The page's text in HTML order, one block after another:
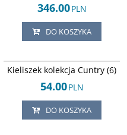
346.00PLN
DO KOSZYKA
Kieliszek kolekcja Cuntry (6)
54.00PLN
DO KOSZYKA